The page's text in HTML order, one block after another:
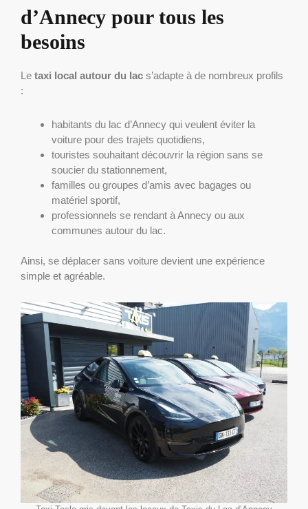
d’Annecy pour tous les
besoins
Le taxi local autour du lac s’adapte à de nombreux profils
:
habitants du lac d’Annecy qui veulent éviter la
voiture pour des trajets quotidiens,
touristes souhaitant découvrir la région sans se
soucier du stationnement,
familles ou groupes d’amis avec bagages ou
matériel sportif,
professionnels se rendant à Annecy ou aux
communes autour du lac.
Ainsi, se déplacer sans voiture devient une expérience
simple et agréable.